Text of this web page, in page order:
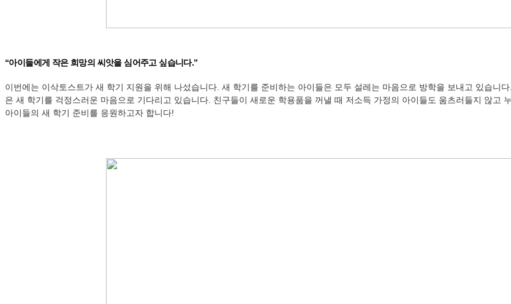
“아이들에게 작은 희망의 씨앗을 심어주고 싶습니다.”
이번에는 이삭토스트가 새 학기 지원을 위해 나섰습니다. 새 학기를 준비하는 아이들은 모두 설레는 마음으로 방학을 보내고 있습니
은 새 학기를 걱정스러운 마음으로 기다리고 있습니다. 친구들이 새로운 학용품을 꺼낼 때 저소득 가정의 아이들도 움츠러들지 않고
아이들의 새 학기 준비를 응원하고자 합니다!